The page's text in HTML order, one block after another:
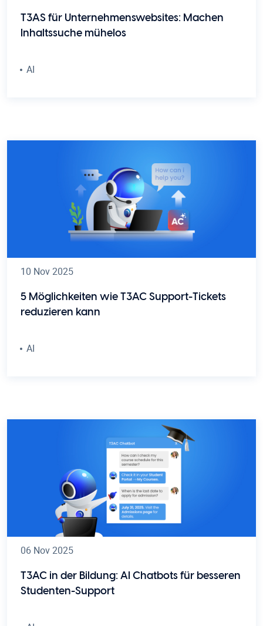
T3AS für Unternehmenswebsites: Machen
Inhaltssuche mühelos
AI
10 Nov 2025
5 Möglichkeiten wie T3AC Support-Tickets
reduzieren kann
AI
06 Nov 2025
T3AC in der Bildung: AI Chatbots für besseren
Studenten-Support